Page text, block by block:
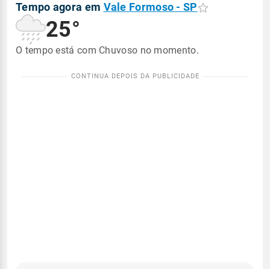
Tempo agora em Vale Formoso - SP
25°
O tempo está com Chuvoso no momento.